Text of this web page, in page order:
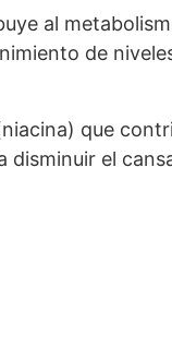
al
de
que
disminuir el